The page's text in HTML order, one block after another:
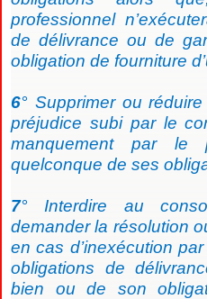
professionnel
de délivrance ou de
obligation de fourniture
6° Supprimer ou
préjudice subi par le
manquement par le
quelconque de ses
7° Interdire au
demander la résolution
en cas d’inexécution
obligations de
bien ou de son